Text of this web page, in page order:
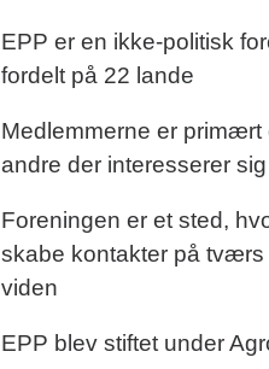
EPP er en ikke-politisk
fordelt på 22 lande
Medlemmerne er
andre der interesserer
Foreningen er et sted,
skabe kontakter på
viden
EPP blev stiftet under